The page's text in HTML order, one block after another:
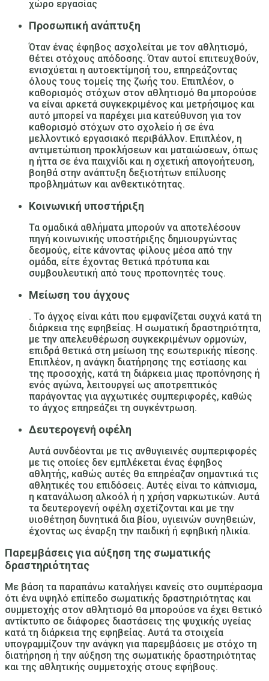
χώρο εργασίας
Προσωπική ανάπτυξη
Όταν ένας έφηβος ασχολείται με τον αθλητισμό,
θέτει στόχους απόδοσης. Όταν αυτοί επιτευχθούν,
ενισχύεται η αυτοεκτίμησή του, επηρεάζοντας
όλους τους τομείς της ζωής του. Επιπλέον, ο
καθορισμός στόχων στον αθλητισμό θα μπορούσε
να είναι αρκετά συγκεκριμένος και μετρήσιμος και
αυτό μπορεί να παρέχει μια κατεύθυνση για τον
καθορισμό στόχων στο σχολείο ή σε ένα
μελλοντικό εργασιακό περιβάλλον. Επιπλέον, η
αντιμετώπιση προκλήσεων και ματαιώσεων, όπως
η ήττα σε ένα παιχνίδι και η σχετική απογοήτευση,
βοηθά στην ανάπτυξη δεξιοτήτων επίλυσης
προβλημάτων και ανθεκτικότητας.
Κοινωνική υποστήριξη
Τα ομαδικά αθλήματα μπορούν να αποτελέσουν
πηγή κοινωνικής υποστήριξης δημιουργώντας
δεσμούς, είτε κάνοντας φίλους μέσα από την
ομάδα, είτε έχοντας θετικά πρότυπα και
συμβουλευτική από τους προπονητές τους.
Μείωση του άγχους
. Το άγχος είναι κάτι που εμφανίζεται συχνά κατά τη
διάρκεια της εφηβείας. Η σωματική δραστηριότητα,
με την απελευθέρωση συγκεκριμένων ορμονών,
επιδρά θετικά στη μείωση της εσωτερικής πίεσης.
Επιπλέον, η ανάγκη διατήρησης της εστίασης και
της προσοχής, κατά τη διάρκεια μιας προπόνησης ή
ενός αγώνα, λειτουργεί ως αποτρεπτικός
παράγοντας για αγχωτικές συμπεριφορές, καθώς
το άγχος επηρεάζει τη συγκέντρωση.
Δευτερογενή οφέλη
Αυτά συνδέονται με τις ανθυγιεινές συμπεριφορές
με τις οποίες δεν εμπλέκεται ένας έφηβος
αθλητής, καθώς αυτές θα επηρέαζαν σημαντικά τις
αθλητικές του επιδόσεις. Αυτές είναι το κάπνισμα,
η κατανάλωση αλκοόλ ή η χρήση ναρκωτικών. Αυτά
τα δευτερογενή οφέλη σχετίζονται και με την
υιοθέτηση δυνητικά δια βίου, υγιεινών συνηθειών,
έχοντας ως έναρξη την παιδική ή εφηβική ηλικία.
Παρεμβάσεις για αύξηση της σωματικής
δραστηριότητας
Με βάση τα παραπάνω καταλήγει κανείς στο συμπέρασμα
ότι ένα υψηλό επίπεδο σωματικής δραστηριότητας και
συμμετοχής στον αθλητισμό θα μπορούσε να έχει θετικό
αντίκτυπο σε διάφορες διαστάσεις της ψυχικής υγείας
κατά τη διάρκεια της εφηβείας. Αυτά τα στοιχεία
υπογραμμίζουν την ανάγκη για παρεμβάσεις με στόχο τη
διατήρηση ή την αύξηση της σωματικής δραστηριότητας
και της αθλητικής συμμετοχής στους εφήβους.